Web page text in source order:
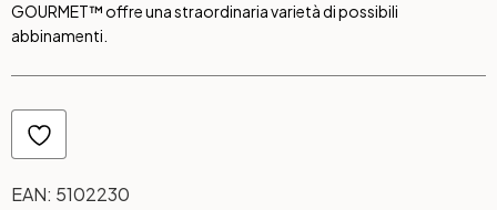
GOURMET™ offre una straordinaria varietà di possibili
abbinamenti.
EAN: 5102230